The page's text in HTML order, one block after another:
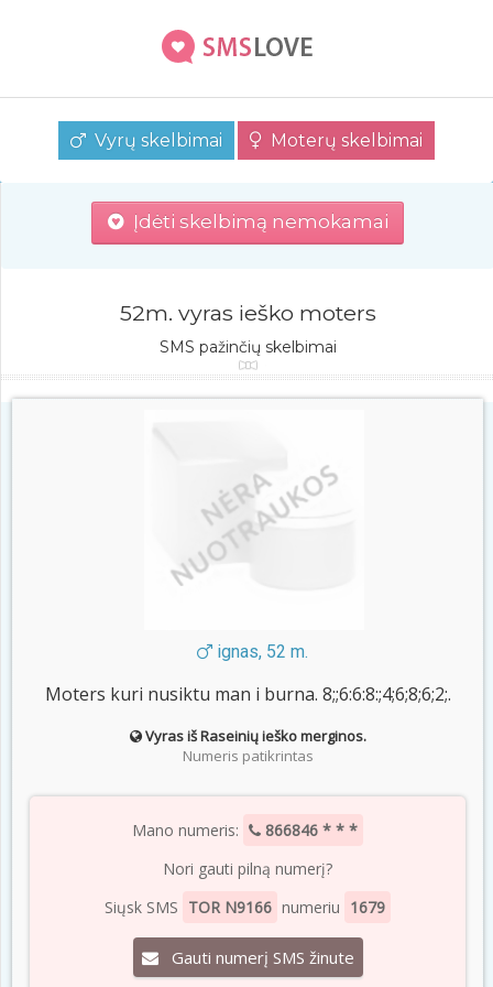
Vyrų skelbimai Moterų skelbimai
Įdėti skelbimą nemokamai
52m. vyras ieško moters
SMS pažinčių skelbimai
ignas, 52 m.
Moters kuri nusiktu man i burna. 8;;6:6:8:;4;6;8;6;2;.
Vyras iš Raseinių ieško merginos.
Numeris patikrintas
Mano numeris:
866846 * * *
Nori gauti pilną numerį?
Siųsk SMS TOR N9166 numeriu 1679
Gauti numerį SMS žinute